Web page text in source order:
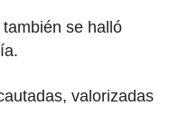
se halló
valorizadas